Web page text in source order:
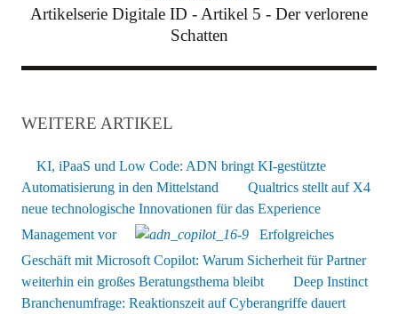
Artikelserie Digitale ID - Artikel 5 - Der verlorene
Schatten
WEITERE ARTIKEL
KI, iPaaS und Low Code: ADN bringt KI-gestützte
Automatisierung in den Mittelstand
Qualtrics stellt auf X4
neue technologische Innovationen für das Experience
Management vor
Erfolgreiches
Geschäft mit Microsoft Copilot: Warum Sicherheit für Partner
weiterhin ein großes Beratungsthema bleibt
Deep Instinct
Branchenumfrage: Reaktionszeit auf Cyberangriffe dauert